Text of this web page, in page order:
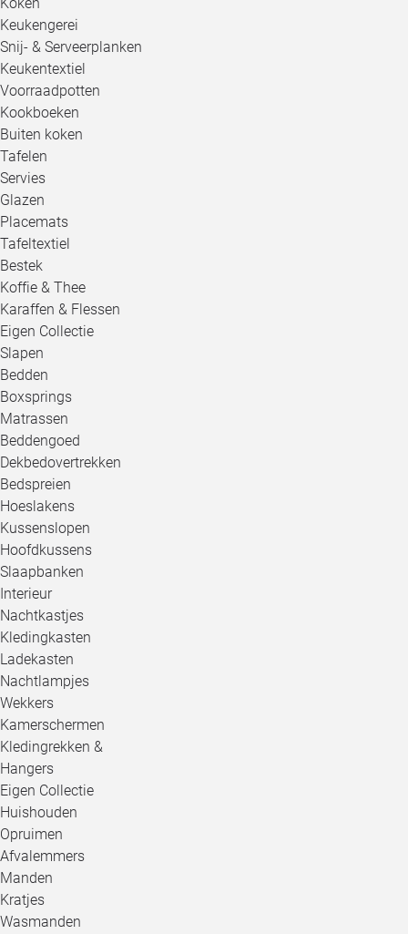
Keukengerei
Snij- & Serveerplanken
Keukentextiel
Voorraadpotten
Kookboeken
Buiten koken
Tafelen
Servies
Glazen
Placemats
Tafeltextiel
Bestek
Koffie & Thee
Karaffen & Flessen
Eigen Collectie
Slapen
Bedden
Boxsprings
Matrassen
Beddengoed
Dekbedovertrekken
Bedspreien
Hoeslakens
Kussenslopen
Hoofdkussens
Slaapbanken
Interieur
Nachtkastjes
Kledingkasten
Ladekasten
Nachtlampjes
Wekkers
Kamerschermen
Kledingrekken &
Hangers
Eigen Collectie
Huishouden
Opruimen
Afvalemmers
Manden
Kratjes
Wasmanden